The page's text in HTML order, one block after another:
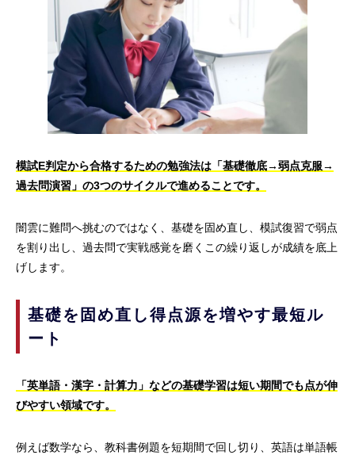
模試E判定から合格するための勉強法は「基礎徹底→弱点克服→
過去問演習」の3つのサイクルで進めることです。
闇雲に難問へ挑むのではなく、基礎を固め直し、模試復習で弱点
を割り出し、過去問で実戦感覚を磨くこの繰り返しが成績を底上
げします。
基礎を固め直し得点源を増やす最短ル
ート
「英単語・漢字・計算力」などの基礎学習は短い期間でも点が伸
びやすい領域です。
例えば数学なら、教科書例題を短期間で回し切り、英語は単語帳